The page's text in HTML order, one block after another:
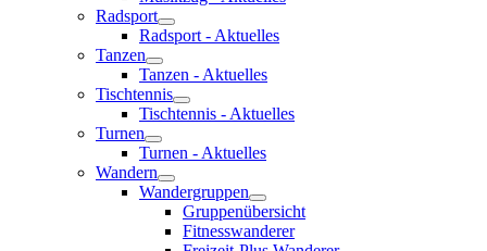
Radsport
Radsport - Aktuelles
Tanzen
Tanzen - Aktuelles
Tischtennis
Tischtennis - Aktuelles
Turnen
Turnen - Aktuelles
Wandern
Wandergruppen
Gruppenübersicht
Fitnesswanderer